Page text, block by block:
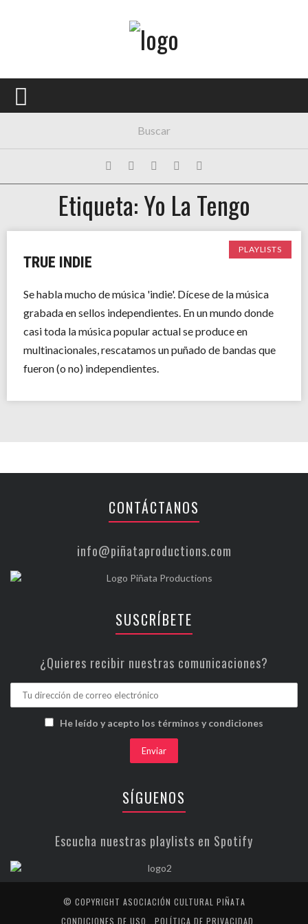
PORTADA
FESTIVALES
EXPOSICIONES
HISTORIAS
Etiqueta: Yo La Tengo
PLAYLISTS
TRUE INDIE
Se habla mucho de música 'indie'. Dícese de la música
grabada en sellos independientes. En un mundo donde
casi toda la música popular actual se produce en
multinacionales, rescatamos un puñado de bandas que
fueron (o no) independientes.
CONTÁCTANOS
info@piñataproductions.com
SUSCRÍBETE
¿Quieres recibir nuestras comunicaciones?
He leído y acepto los términos y condiciones
SÍGUENOS
Escucha nuestras playlists en Spotify
© COPYRIGHT ASOCIACIÓN CULTURAL PIÑATA
CONDICIONES DE USO
POLÍTICA DE PRIVACIDAD